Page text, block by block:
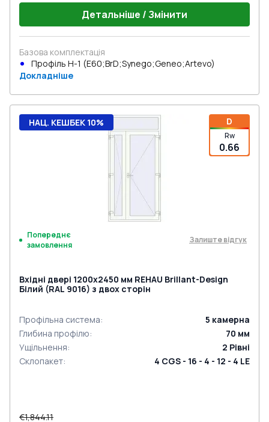
Детальніше / Змінити
Базова комплектація
Профіль Н-1 (E60;BrD;Synego;Geneo;Artevo)
Докладніше
D
Rw
0.66
НАЦ. КЕШБЕК 10%
Попереднє
замовлення
Залиште відгук
Вхідні двері 1200x2450 мм REHAU Brillant-Design
Білий (RAL 9016) з двох сторін
Профільна система: 5 камерна
Глибина профілю: 70 мм
Ущільнення: 2 Рівні
Склопакет: 4 CGS - 16 - 4 - 12 - 4 LE
€1,844.11